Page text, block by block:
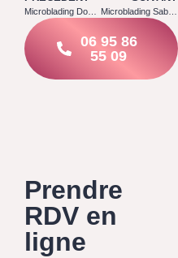
Microblading Doue 77510 Microblading Sablonnières 77510
06 95 86
55 09
Prendre
RDV en
ligne